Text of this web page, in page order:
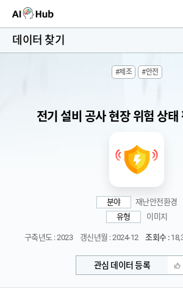
AI-Hub
AI 데이터찾기
AI 개발지원
데이터 찾기
#제조 #안전
전기 설비 공사 현장 위험 상태
분야
재난안전환경
유형
이미지
구축년도 : 2023 갱신년월 : 2024-12 조회수 :
관심 데이터 등록